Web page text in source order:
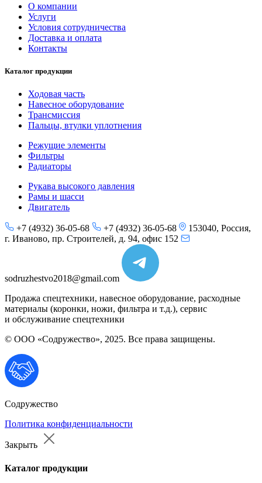
О компании
Услуги
Условия сотрудничества
Доставка и оплата
Контакты
Каталог продукции
Ходовая часть
Навесное оборудование
Трансмиссия
Пальцы, втулки уплотнения
Режущие элементы
Фильтры
Радиаторы
Рукава высокого давления
Рамы и шасси
Двигатель
+7 (4932) 36-05-68 +7 (4932) 36-05-68
153040, Россия,
г. Иваново, пр. Строителей, д. 94, офис 152
sodruzhestvo2018@gmail.com
Продажа спецтехники, навесное оборудование, расходные
материалы (коронки, ножи, фильтра и т.д.), сервис
и обслуживание спецтехники
© ООО «Содружество», 2025. Все права защищены.
Содружество
Политика конфиденциальности
Закрыть
Каталог продукции